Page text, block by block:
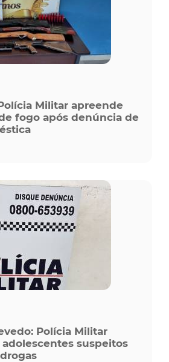
Militar apreende
fogo após denúncia de
Polícia Militar
suspeitos